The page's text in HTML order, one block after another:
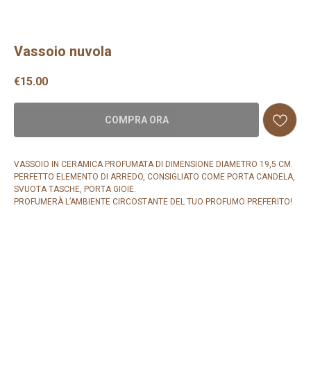
Vassoio nuvola
€15.00
COMPRA ORA
VASSOIO IN CERAMICA PROFUMATA DI DIMENSIONE DIAMETRO 19,5 CM.
PERFETTO ELEMENTO DI ARREDO, CONSIGLIATO COME PORTA CANDELA,
SVUOTA TASCHE, PORTA GIOIE.
PROFUMERÀ L’AMBIENTE CIRCOSTANTE DEL TUO PROFUMO PREFERITO!